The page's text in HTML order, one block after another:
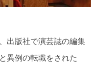
出版社で演芸誌の編集
異例の転職をされた